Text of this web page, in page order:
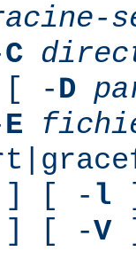
C
-D
E
] [ - l
] [ -V